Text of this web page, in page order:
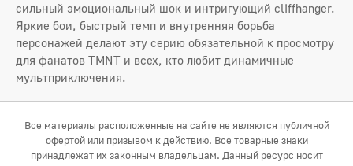
сильный эмоциональный шок и интригующий cliffhanger.
Яркие бои, быстрый темп и внутренняя борьба
персонажей делают эту серию обязательной к просмотру
для фанатов TMNT и всех, кто любит динамичные
мультприключения.
Все материалы расположенные на сайте не являются публичной
офертой или призывом к действию. Все товарные знаки
принадлежат их законным владельцам. Данный ресурс носит